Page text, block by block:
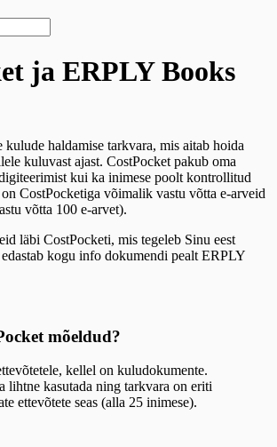
ja ERPLY Books
kulude haldamise tarkvara, mis aitab hoida
kuluvast ajast. CostPocket pakub oma
kui ka inimese poolt kontrollitud
CostPocketiga võimalik vastu võtta e-arveid
võtta 100 e-arvet).
läbi CostPocketi, mis tegeleb Sinu eest
edastab kogu info dokumendi pealt ERPLY
mõeldud?
kellel on kuludokumente.
lihtne kasutada ning tarkvara on eriti
ettevõtete seas (alla 25 inimese).